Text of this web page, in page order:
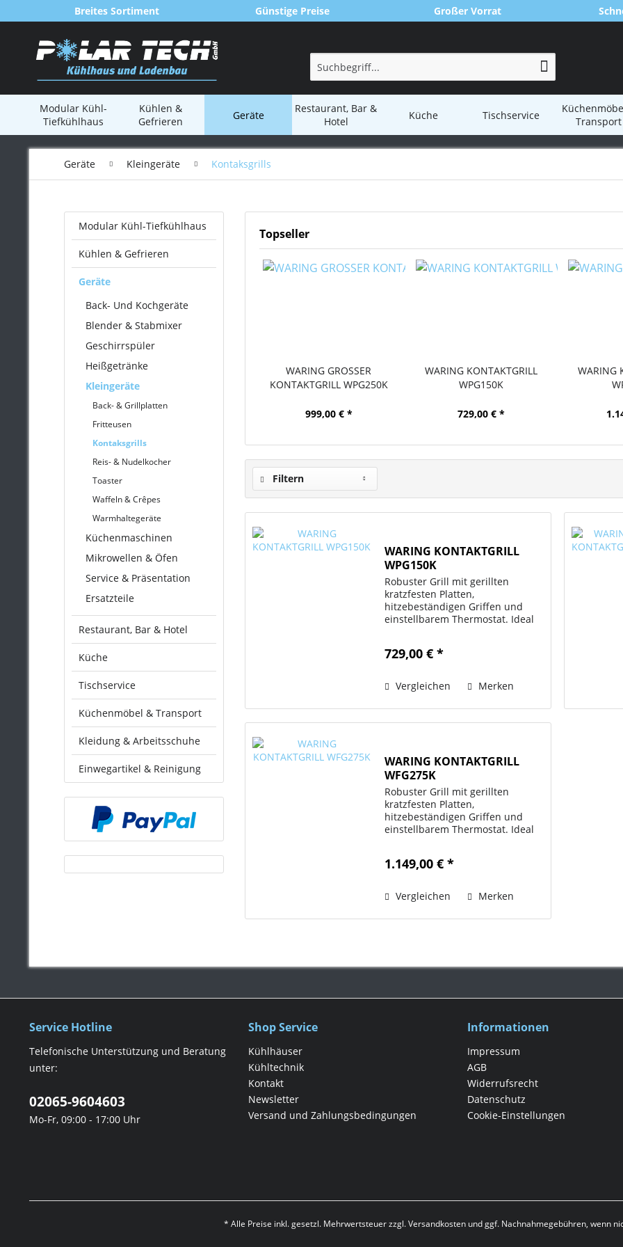
Breites Sortiment Günstige Preise Großer Vorrat
Modular Kühl-
Tiefkühlhaus
Kühlen &
Gefrieren
Geräte
Restaurant, Bar &
Hotel
Küche Tischservice
Transport
Geräte Kleingeräte Kontaksgrills
Modular Kühl-Tiefkühlhaus
Kühlen & Gefrieren
Geräte
Back- Und Kochgeräte
Blender & Stabmixer
Geschirrspüler
Heißgetränke
Kleingeräte
Back- & Grillplatten
Fritteusen
Kontaksgrills
Reis- & Nudelkocher
Toaster
Waffeln & Crêpes
Warmhaltegeräte
Küchenmaschinen
Mikrowellen & Öfen
Service & Präsentation
Ersatzteile
Restaurant, Bar & Hotel
Küche
Tischservice
Küchenmöbel & Transport
Kleidung & Arbeitsschuhe
Einwegartikel & Reinigung
Topseller
WARING GROSSER
KONTAKTGRILL WPG250K
999,00 € *
WARING KONTAKTGRILL
WPG150K
729,00 € *
WARING
Filtern
WARING KONTAKTGRILL
WPG150K
Robuster Grill mit gerillten
kratzfesten Platten,
hitzebeständigen Griffen und
einstellbarem Thermostat. Ideal
etc. INFORMATIONEN Merk:
29,2(B) x...
729,00 € *
Vergleichen Merken
WARING KONTAKTGRILL
WFG275K
Robuster Grill mit gerillten
kratzfesten Platten,
hitzebeständigen Griffen und
einstellbarem Thermostat. Ideal
etc. INFORMATIONEN Merk:
43,9(B) x...
1.149,00 € *
Vergleichen Merken
Service Hotline
Telefonische Unterstützung und Beratung
unter:
02065-9604603
Mo-Fr, 09:00 - 17:00 Uhr
Shop Service
Kühlhäuser
Kühltechnik
Kontakt
Newsletter
Versand und Zahlungsbedingungen
Informationen
Impressum
AGB
Widerrufsrecht
Datenschutz
Cookie-Einstellungen
* Alle Preise inkl. gesetzl. Mehrwertsteuer zzgl.Versandkostenund ggf. Nachnahmegebühren, wenn